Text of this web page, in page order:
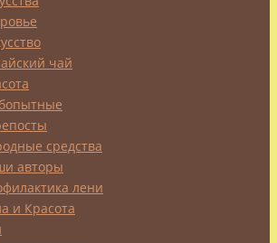
чай
средства
авторы
лени
и Красота